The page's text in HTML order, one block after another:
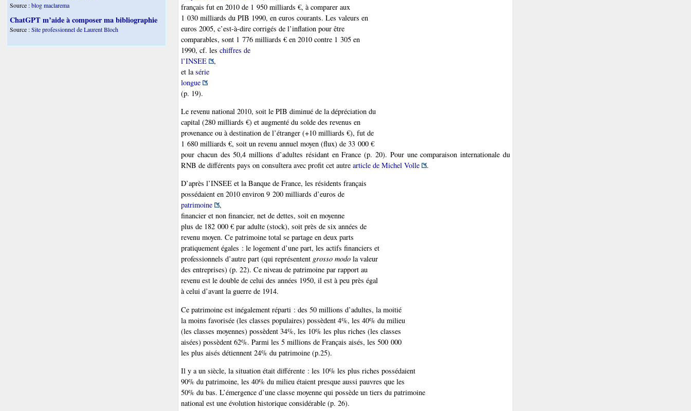
français fut en 2010 de 1 950 milliards €, à comparer aux
1 030 milliards du PIB 1990, en euros courants. Les valeurs en
euros 2005, c’est-à-dire corrigés de l’inflation pour être
comparables, sont 1 776 milliards € en 2010 contre 1 305 en
1990, cf. les chiffres de
l’INSEE
,
et la série
longue
(p. 19).
Le revenu national 2010, soit le PIB diminué de la dépréciation du
capital (280 milliards €) et augmenté du solde des revenus en
provenance ou à destination de l’étranger (+10 milliards €), fut de
1 680 milliards €, soit un revenu annuel moyen (flux) de 33 000 €
pour chacun des 50,4 millions d’adultes résidant en France (p. 20). Pour une comparaison internationale du
RNB de différents pays on consultera avec profit cet autre article de Michel Volle
.
D’après l’INSEE et la Banque de France, les résidents français
possédaient en 2010 environ 9 200 milliards d’euros de
patrimoine
,
financier et non financier, net de dettes, soit en moyenne
plus de 182 000 € par adulte (stock), soit près de six années de
revenu moyen. Ce patrimoine total se partage en deux parts
pratiquement égales : le logement d’une part, les actifs financiers et
professionnels d’autre part (qui représentent grosso modo la valeur
des entreprises) (p. 22). Ce niveau de patrimoine par rapport au
revenu est le double de celui des années 1950, il est à peu près égal
à celui d’avant la guerre de 1914.
Ce patrimoine est inégalement réparti : des 50 millions d’adultes, la moitié
la moins favorisée (les classes populaires) possèdent 4%, les 40% du milieu
(les classes moyennes) possèdent 34%, les 10% les plus riches (les classes
aisées) possèdent 62%. Parmi les 5 millions de Français aisés, les 500 000
les plus aisés détiennent 24% du patrimoine (p.25).
Il y a un siècle, la situation était différente : les 10% les plus riches possédaient
90% du patrimoine, les 40% du milieu étaient presque aussi pauvres que les
50% du bas. L’émergence d’une classe moyenne qui possède un tiers du patrimoine
national est une évolution historique considérable (p. 26).
Source :blog maclarema
ChatGPT m’aide à composer ma bibliographie
Source :Site professionnel de Laurent Bloch